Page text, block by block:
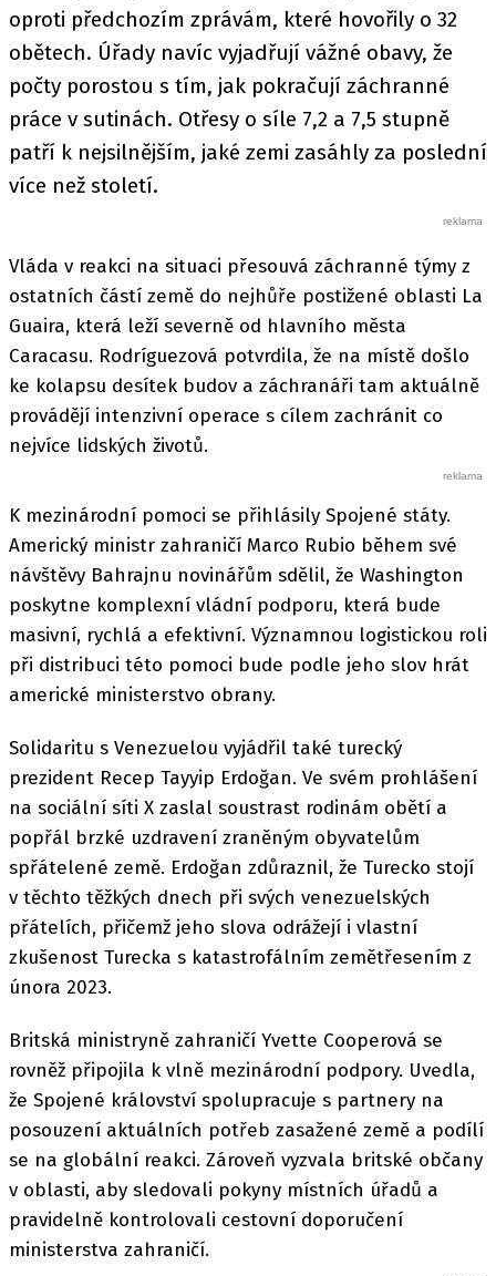
oproti předchozím zprávám, které hovořily o 32
obětech. Úřady navíc vyjadřují vážné obavy, že
počty porostou s tím, jak pokračují záchranné
práce v sutinách. Otřesy o síle 7,2 a 7,5 stupně
patří k nejsilnějším, jaké zemi zasáhly za poslední
více než století.
Vláda v reakci na situaci přesouvá záchranné týmy z
ostatních částí země do nejhůře postižené oblasti La
Guaira, která leží severně od hlavního města
Caracasu. Rodríguezová potvrdila, že na místě došlo
ke kolapsu desítek budov a záchranáři tam aktuálně
provádějí intenzivní operace s cílem zachránit co
nejvíce lidských životů.
K mezinárodní pomoci se přihlásily Spojené státy.
Americký ministr zahraničí Marco Rubio během své
návštěvy Bahrajnu novinářům sdělil, že Washington
poskytne komplexní vládní podporu, která bude
masivní, rychlá a efektivní. Významnou logistickou roli
při distribuci této pomoci bude podle jeho slov hrát
americké ministerstvo obrany.
Solidaritu s Venezuelou vyjádřil také turecký
prezident Recep Tayyip Erdoğan. Ve svém prohlášení
na sociální síti X zaslal soustrast rodinám obětí a
popřál brzké uzdravení zraněným obyvatelům
spřátelené země. Erdoğan zdůraznil, že Turecko stojí
v těchto těžkých dnech při svých venezuelských
přátelích, přičemž jeho slova odrážejí i vlastní
zkušenost Turecka s katastrofálním zemětřesením z
února 2023.
Britská ministryně zahraničí Yvette Cooperová se
rovněž připojila k vlně mezinárodní podpory. Uvedla,
že Spojené království spolupracuje s partnery na
posouzení aktuálních potřeb zasažené země a podílí
se na globální reakci. Zároveň vyzvala britské občany
v oblasti, aby sledovali pokyny místních úřadů a
pravidelně kontrolovali cestovní doporučení
ministerstva zahraničí.